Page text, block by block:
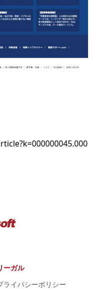
ーガル
ライバシーポリシー